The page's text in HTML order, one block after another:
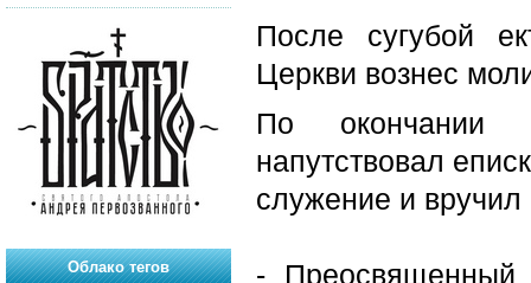
После сугубой
Церкви вознес
По окончании
напутствовал
служение и
- Преосвященный
Облако тегов